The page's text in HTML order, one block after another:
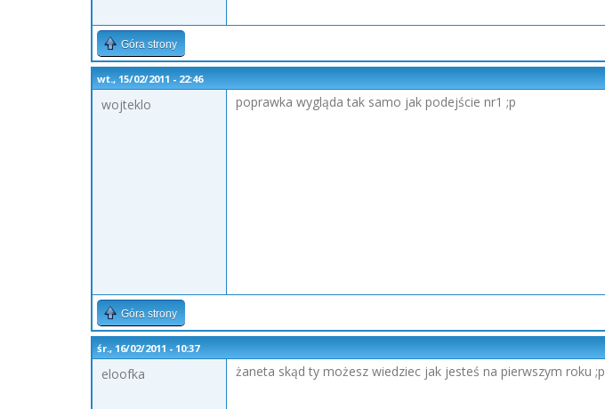
Góra strony
wt., 15/02/2011 - 22:46
wojteklo
poprawka wygląda tak samo jak podejście nr1 ;p
Góra strony
śr., 16/02/2011 - 10:37
eloofka
żaneta skąd ty możesz wiedziec jak jesteś na pierwszym roku ;p